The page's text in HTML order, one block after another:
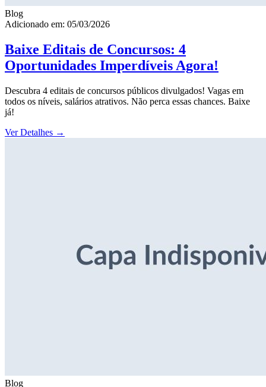
Blog
Adicionado em: 05/03/2026
Baixe Editais de Concursos: 4
Oportunidades Imperdíveis Agora!
Descubra 4 editais de concursos públicos divulgados! Vagas em
todos os níveis, salários atrativos. Não perca essas chances. Baixe
já!
Ver Detalhes →
Blog